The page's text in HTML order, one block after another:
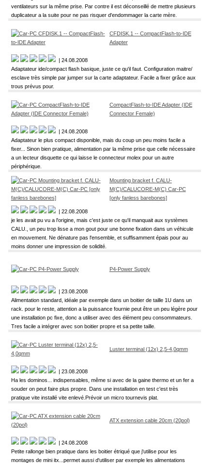
ventilateurs sur la même prise. Par contre il est déconseillé de mettre plusieurs
duplicateur a la suite pour ne pas risquer d'endommager la carte mère.
CFDISK.1 -- CompactFlash-to-IDE
Adapter
| 24.08.2008
Adaptateur ide/compact flash basique, juste ce qu'il faut. Configuration maitre/
esclave très simple par jumper sur la carte adaptateur. Facile a fixer grâce aux
trous prévus pour.
CompactFlash-to-IDE Adapter (IDE
Connector Female)
| 24.08.2008
Adaptateur le plus compact disponible, mais du coup un peu moins facile a
fixer... Sinon bien pratique, alimentation par la même prise que celle nécessaire
a un lecteur disquette ce qui laisse le connecteur molex pour un autre
périphérique.
Mounting bracket f. CALU-
M(C)/CALUCORE-M(C) Car-PC
[only fanless barebones]
| 22.08.2008
je les avait pu vu a l'origine, mais c'est juste ce qu'il manquait aux systèmes
CALU., un peu trop lisse a mon gout pour une bonne fixation dans un véhicule
en mouvement. Ne dénature pas l'ensemble, et suffisamment épais pour au
moins donner une impression de solidité.
P4-Power Supply
| 23.08.2008
Alimentation standard, idéale par exemple dans un boitier de taille 1U dans un
rack. pour le reste, attention a la puissance fournie peut être un peu légère pour
une installation pc fixe, donc a utiliser avec des élément peu consommateurs.
Tres facile a intégrer avec son boitier propre et sa petite taille.
Luster terminal (12x) 2,5-4,0qmm
| 23.08.2008
Ha les dominos... indispensables, même si avec de la gaine thermo et un fer a
souder on peut faire plus propre. Dans une installation en test c'est très
pratique vite installé vite enlevé.Prévoir un micro tournevis plat.
ATX extension cable 20cm (20pol)
| 24.08.2008
Petite rallonge bien pratique dans les boitier étriqué que j'utilise pour les
montages de mini itx...permet aussi d'utiliser par exemple les alimentations